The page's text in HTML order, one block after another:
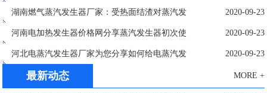
源进线截面说明
湖南燃气蒸汽发生器厂家：受热面结渣对蒸汽发
生器的排名影响
2020-09-23
河南电加热发生器价格网分享蒸汽发生器初次使
用注意事项与步骤
2020-09-23
河北电蒸汽发生器厂家为您分享如何给电蒸汽发
生器加水
2020-09-23
最新动态 MORE +